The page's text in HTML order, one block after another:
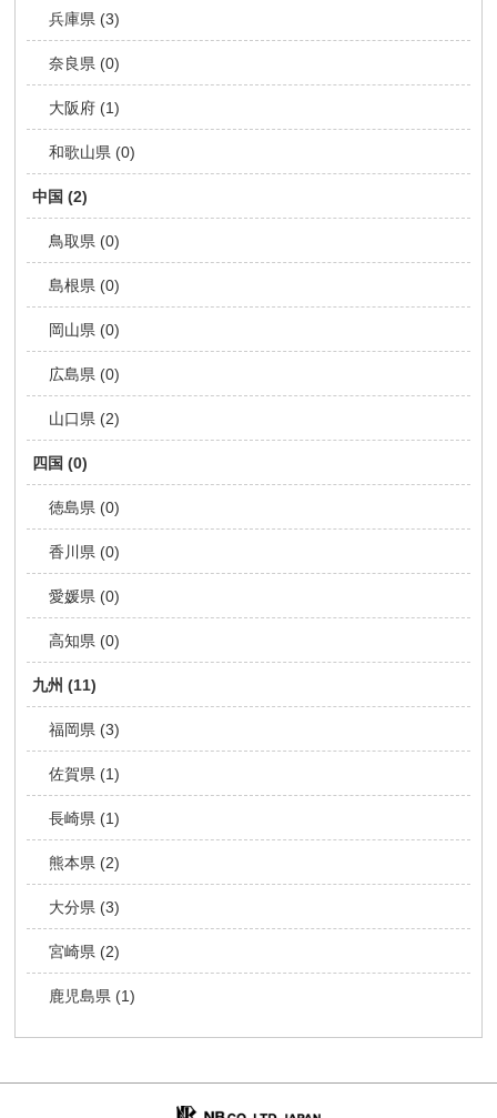
兵庫県 (3)
奈良県 (0)
大阪府 (1)
和歌山県 (0)
中国 (2)
鳥取県 (0)
島根県 (0)
岡山県 (0)
広島県 (0)
山口県 (2)
四国 (0)
徳島県 (0)
香川県 (0)
愛媛県 (0)
高知県 (0)
九州 (11)
福岡県 (3)
佐賀県 (1)
長崎県 (1)
熊本県 (2)
大分県 (3)
宮崎県 (2)
鹿児島県 (1)